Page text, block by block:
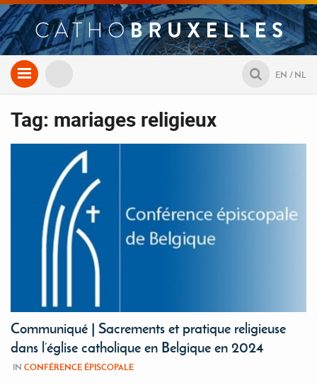
Aller
au
NL
EN
Tag: mariages religieux
Communiqué | Sacrements et pratique religieuse
dans l’église catholique en Belgique en 2024
IN CONFÉRENCE ÉPISCOPALE